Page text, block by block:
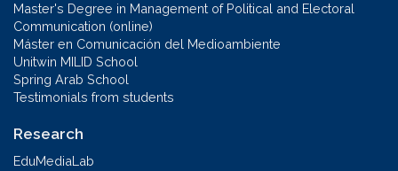
Master's Degree in Management of Political and Electoral
Communication (online)
Máster en Comunicación del Medioambiente
Unitwin MILID School
Spring Arab School
Testimonials from students
Research
EduMediaLab